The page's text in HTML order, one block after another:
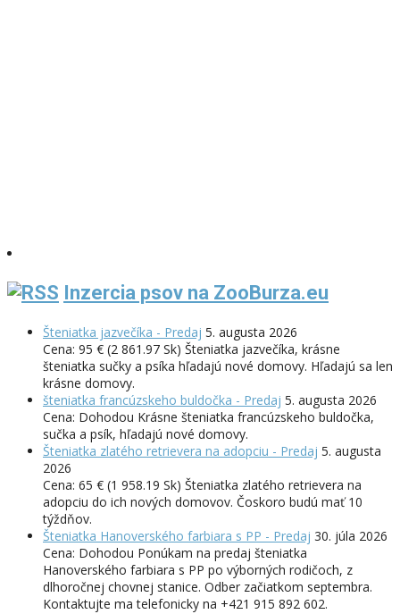
Inzercia psov na ZooBurza.eu
Šteniatka jazvečíka - Predaj 5. augusta 2026
Cena: 95 € (2 861.97 Sk) Šteniatka jazvečíka, krásne
šteniatka sučky a psíka hľadajú nové domovy. Hľadajú sa len
krásne domovy.
šteniatka francúzskeho buldočka - Predaj 5. augusta 2026
Cena: Dohodou Krásne šteniatka francúzskeho buldočka,
sučka a psík, hľadajú nové domovy.
Šteniatka zlatého retrievera na adopciu - Predaj 5. augusta
2026
Cena: 65 € (1 958.19 Sk) Šteniatka zlatého retrievera na
adopciu do ich nových domovov. Čoskoro budú mať 10
týždňov.
Šteniatka Hanoverského farbiara s PP - Predaj 30. júla 2026
Cena: Dohodou Ponúkam na predaj šteniatka
Hanoverského farbiara s PP po výborných rodičoch, z
dlhoročnej chovnej stanice. Odber začiatkom septembra.
Kontaktujte ma telefonicky na +421 915 892 602.